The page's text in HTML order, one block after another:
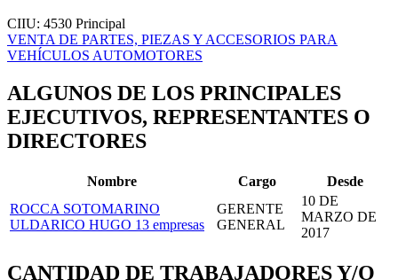
CIIU: 4530 Principal
VENTA DE PARTES, PIEZAS Y ACCESORIOS PARA
VEHÍCULOS AUTOMOTORES
ALGUNOS DE LOS PRINCIPALES
EJECUTIVOS, REPRESENTANTES O
DIRECTORES
Nombre Cargo
Desde
ROCCA SOTOMARINO
ULDARICO HUGO 13 empresas
GERENTE
GENERAL
10 DE
MARZO DE
2017
CANTIDAD DE TRABAJADORES Y/O